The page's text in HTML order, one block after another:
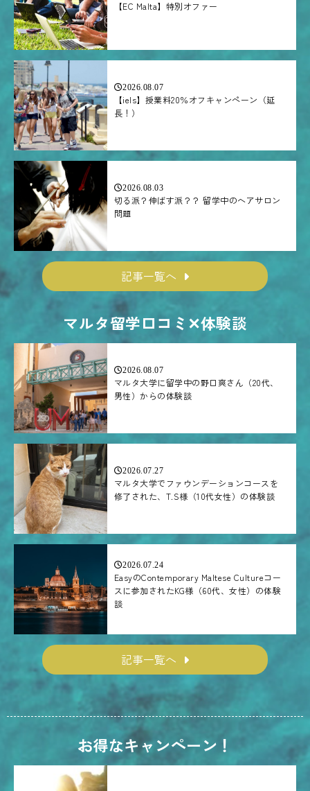
【EC Malta】特別オファー
2026.08.07
【iels】授業料20％オフキャンペーン（延
長！）
2026.08.03
切る派？伸ばす派？？ 留学中のヘアサロン
問題
記事一覧へ
マルタ留学口コミ✕体験談
2026.08.07
マルタ大学に留学中の野口爽さん（20代、
男性）からの体験談
2026.07.27
マルタ大学でファウンデーションコースを
修了された、T.S様（10代女性）の体験談
2026.07.24
EasyのContemporary Maltese Cultureコー
スに参加されたKG様（60代、女性）の体験
談
記事一覧へ
お得なキャンペーン！